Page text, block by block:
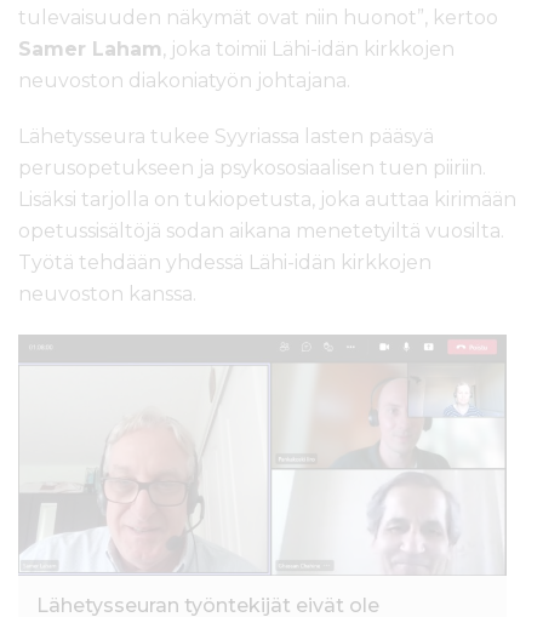
tulevaisuuden näkymät ovat niin huonot”, kertoo
Samer Laham, joka toimii Lähi-idän kirkkojen
neuvoston diakoniatyön johtajana.
Lähetysseura tukee Syyriassa lasten pääsyä
perusopetukseen ja psykososiaalisen tuen piiriin.
Lisäksi tarjolla on tukiopetusta, joka auttaa kirimään
opetussisältöjä sodan aikana menetetyiltä vuosilta.
Työtä tehdään yhdessä Lähi-idän kirkkojen
neuvoston kanssa.
Lähetysseuran työntekijät eivät ole